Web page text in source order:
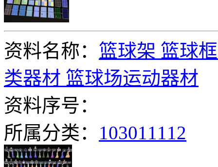
资料名称： 篮球架 篮球
类器材 篮球场运动器材
资料序号：
所属分类： 103011112